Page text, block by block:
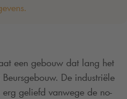
een gebouw dat lang het
De industriële
geliefd vanwege de no-